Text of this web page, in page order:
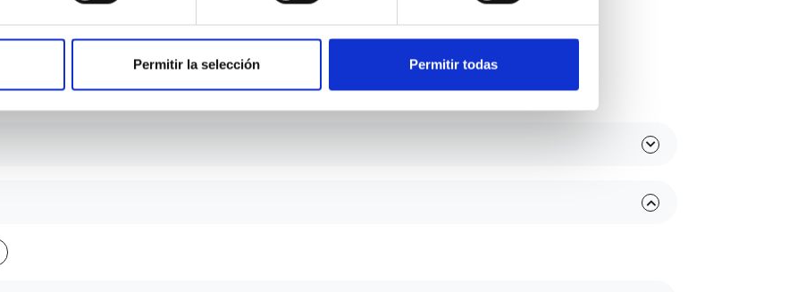
Permitir la selección Permitir todas
Etiqueta medioambiental